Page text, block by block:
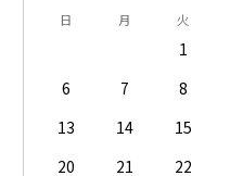
日 月 火
1
6
7 8
13
14 15
20
21 22